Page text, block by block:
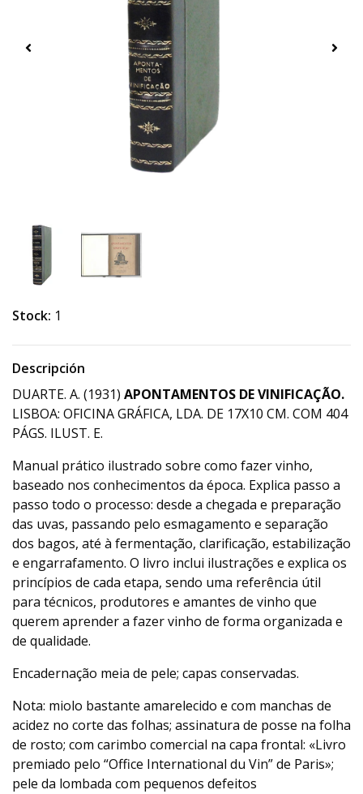
Stock: 1
Descripción
DUARTE. A. (1931) APONTAMENTOS DE VINIFICAÇÃO.
LISBOA: OFICINA GRÁFICA, LDA. DE 17X10 CM. COM 404
PÁGS. ILUST. E.
Manual prático ilustrado sobre como fazer vinho,
baseado nos conhecimentos da época. Explica passo a
passo todo o processo: desde a chegada e preparação
das uvas, passando pelo esmagamento e separação
dos bagos, até à fermentação, clarificação, estabilização
e engarrafamento. O livro inclui ilustrações e explica os
princípios de cada etapa, sendo uma referência útil
para técnicos, produtores e amantes de vinho que
querem aprender a fazer vinho de forma organizada e
de qualidade.
Encadernação meia de pele; capas conservadas.
Nota: miolo bastante amarelecido e com manchas de
acidez no corte das folhas; assinatura de posse na folha
de rosto; com carimbo comercial na capa frontal: «Livro
premiado pelo “Office International du Vin” de Paris»;
pele da lombada com pequenos defeitos